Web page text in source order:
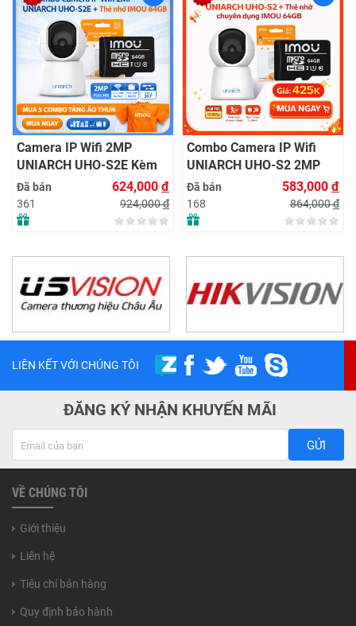
Camera IP Wifi 2MP
UNIARCH UHO-S2E Kèm
Thẻ Nhớ IMOU 64GB |
Xem Từ Xa | Dễ Lắp Đặt
Đã bán
361
624,000 đ
924,000đ
Combo Camera IP Wifi
UNIARCH UHO-S2 2MP
Kèm Thẻ Nhớ IMOU 64GB
| Phù Hợp Nhà & Cửa Hàng
Đã bán
168
583,000 đ
864,000đ
LIÊN KẾT VỚI CHÚNG TÔI
ĐĂNG KÝ NHẬN KHUYẾN MÃI
GỬI
VỀ CHÚNG TÔI
Giới thiệu
Liên hệ
Tiêu chí bán hàng
Quy định bảo hành